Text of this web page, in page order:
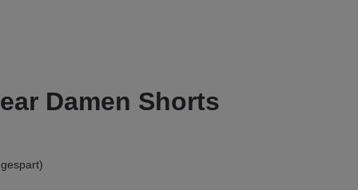
Damen Shorts